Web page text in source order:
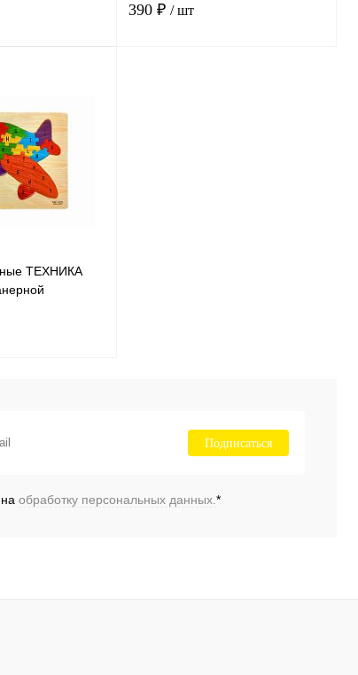
наличии
390 ₽/ шт
ТЕХНИКА
Подписаться
обработку персональных данных. *